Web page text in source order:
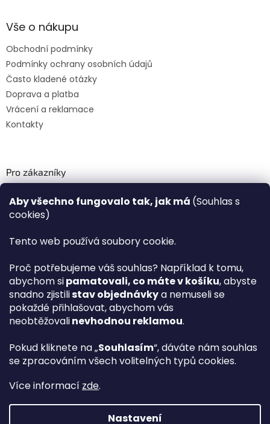
Aby všechno fungovalo tak, jak má (Souhlas s
cookies)
Tento web používá soubory cookie.
Proč potřebujeme váš souhlas? Například k tomu,
abychom sipamatovali, co máte v košíku, abyste
snadno zjistilistav objednávkya nemuseli se
pokaždé přihlašovat, abychom vás
neobtěžovalinevhodnou reklamou.
Pokud kliknete na „Souhlasím“, dáváte nám souhlas
se zpracováním všech volitelných typů cookies.
Více informací zde.
Nastavení
Vše o nákupu
Obchodní podmínky
Podmínky ochrany osobních údajů
Často kladené otázky
Doprava a platba
Vrácení a reklamace
Kontakty
Pro zákazníky
Recenze ✅
Věrnostní program PLAZA Bonus™
Plaza.cz slevové kódy a kupóny
Registrace
Přihlášení
PLAZA B2B™ VELKOOBCHOD
Vyhledávač návodů
hp